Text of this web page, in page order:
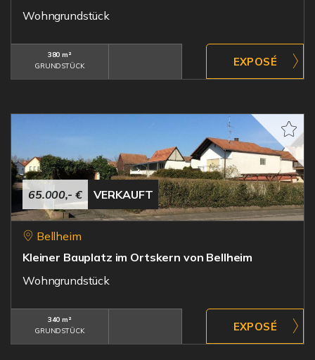
Wohngrundstück
380 m²
GRUNDSTÜCK
65.000,- € VERKAUFT
Bellheim
Kleiner Bauplatz im Ortskern von Bellheim
Wohngrundstück
340 m²
GRUNDSTÜCK